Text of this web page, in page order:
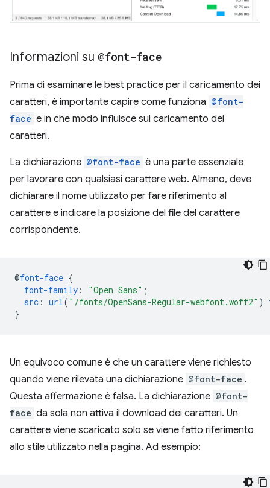
Informazioni su @font-face
Prima di esaminare le best practice per il caricamento dei
caratteri, è importante capire come funziona @font-
face e in che modo influisce sul caricamento dei
caratteri.
La dichiarazione @font-face è una parte essenziale
per lavorare con qualsiasi carattere web. Almeno, deve
dichiarare il nome utilizzato per fare riferimento al
carattere e indicare la posizione del file del carattere
corrispondente.
@font-face {
font-family : "Open Sans" ;
src : url ( "/fonts/OpenSans-Regular-webfont.woff2" )
}
Un equivoco comune è che un carattere viene richiesto
quando viene rilevata una dichiarazione @font-face .
Questa affermazione è falsa. La dichiarazione @font-
face da sola non attiva il download dei caratteri. Un
carattere viene scaricato solo se viene fatto riferimento
allo stile utilizzato nella pagina. Ad esempio: